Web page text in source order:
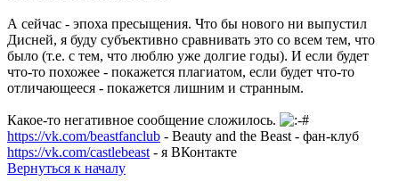
А сейчас - эпоха пресыщения. Что бы нового ни выпустил
Дисней, я буду субъективно сравнивать это со всем тем, что
было (т.е. с тем, что люблю уже долгие годы). И если будет
что-то похожее - покажется плагиатом, если будет что-то
отличающееся - покажется лишним и странным.
Какое-то негативное сообщение сложилось.
https://vk.com/beastfanclub - Beauty and the Beast - фан-клуб
https://vk.com/castlebeast - я ВКонтакте
Вернуться к началу